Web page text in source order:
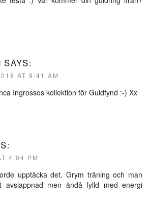
SAYS:
AT 9:41 AM
Ingrossos kollektion för Guldfynd :-) Xx
4:04 PM
upptäcka det. Grym träning och man
avslappnad men ändå fylld med energi